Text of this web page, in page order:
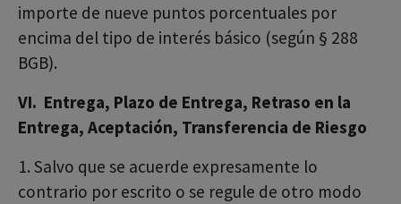
importe de nueve puntos porcentuales por
encima del tipo de interés básico (según § 288
BGB).
VI. Entrega, Plazo de Entrega, Retraso en la
Entrega, Aceptación, Transferencia de Riesgo
1. Salvo que se acuerde expresamente lo
contrario por escrito o se regule de otro modo